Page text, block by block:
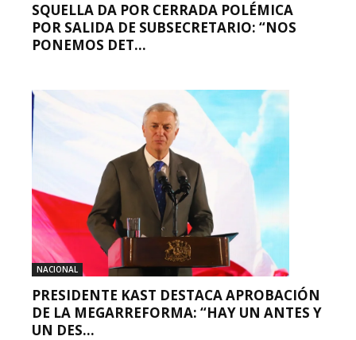
SQUELLA DA POR CERRADA POLÉMICA
POR SALIDA DE SUBSECRETARIO: “NOS
PONEMOS DET...
NACIONAL
PRESIDENTE KAST DESTACA APROBACIÓN
DE LA MEGARREFORMA: “HAY UN ANTES Y
UN DES...